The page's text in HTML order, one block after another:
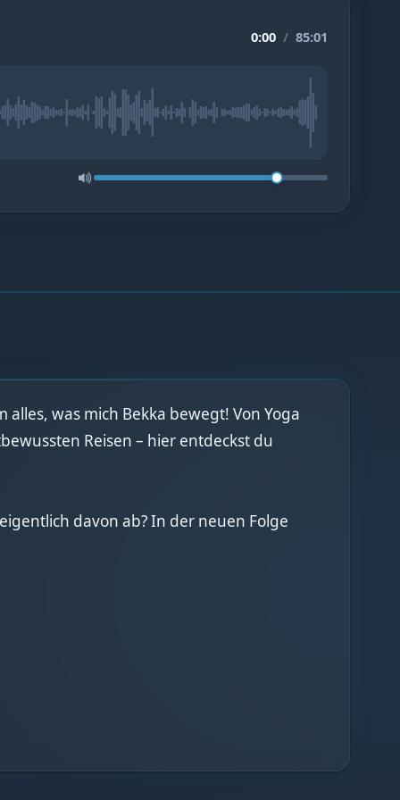
0:00 / 85:01
was mich Bekka bewegt! Von Yoga
Reisen – hier entdeckst du
davon ab? In der neuen Folge